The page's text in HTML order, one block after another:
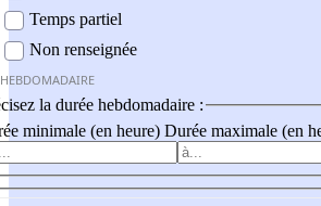
Temps partiel
Non renseignée
la durée hebdomadaire :
minimale (en heure) Durée maximale (en